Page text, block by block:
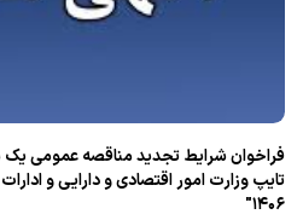
فراخوان شرایط تجدید مناقصه عمومی یک
۱۴۰۶"